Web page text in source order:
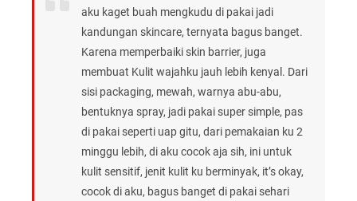
aku kaget buah mengkudu di pakai jadi
kandungan skincare, ternyata bagus banget.
Karena memperbaiki skin barrier, juga
membuat Kulit wajahku jauh lebih kenyal. Dari
sisi packaging, mewah, warnya abu-abu,
bentuknya spray, jadi pakai super simple, pas
di pakai seperti uap gitu, dari pemakaian ku 2
minggu lebih, di aku cocok aja sih, ini untuk
kulit sensitif, jenit kulit ku berminyak, it’s okay,
cocok di aku, bagus banget di pakai sehari